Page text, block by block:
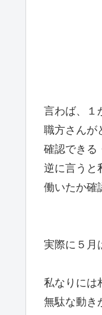
言わば、１
職方さんが
確認できる
逆に言うと
働いたか確
実際に５月
私なりには
無駄な動き